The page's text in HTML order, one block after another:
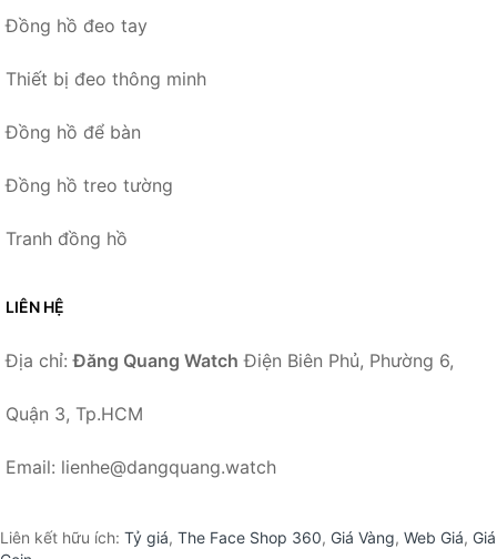
Đồng hồ đeo tay
Thiết bị đeo thông minh
Đồng hồ để bàn
Đồng hồ treo tường
Tranh đồng hồ
LIÊN HỆ
Địa chỉ:Đăng Quang Watch Điện Biên Phủ, Phường 6,
Quận 3, Tp.HCM
Email: lienhe@dangquang.watch
Liên kết hữu ích: Tỷ giá, The Face Shop 360, Giá Vàng, Web Giá, Giá